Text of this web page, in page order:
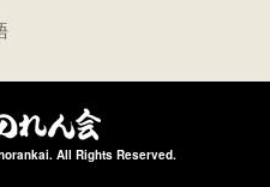
All Rights Reserved.